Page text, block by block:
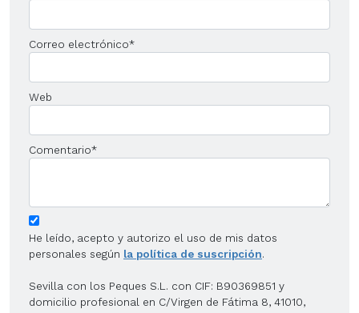
Correo electrónico*
Web
Comentario*
He leído, acepto y autorizo el uso de mis datos
personales según la política de suscripción.
Sevilla con los Peques S.L. con CIF: B90369851 y
domicilio profesional en C/Virgen de Fátima 8, 41010,